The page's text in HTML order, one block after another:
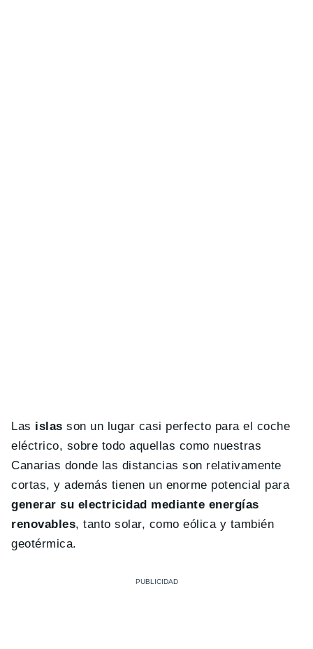
Las islas son un lugar casi perfecto para el coche
eléctrico, sobre todo aquellas como nuestras
Canarias donde las distancias son relativamente
cortas, y además tienen un enorme potencial para
generar su electricidad mediante energías
renovables, tanto solar, como eólica y también
geotérmica.